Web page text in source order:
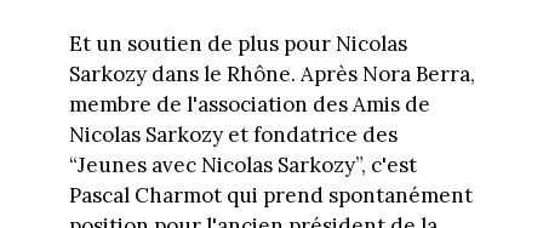
Et un soutien de plus pour Nicolas
Sarkozy dans le Rhône. Après Nora Berra,
membre de l'association des Amis de
Nicolas Sarkozy et fondatrice des
“Jeunes avec Nicolas Sarkozy”, c'est
Pascal Charmot qui prend spontanément